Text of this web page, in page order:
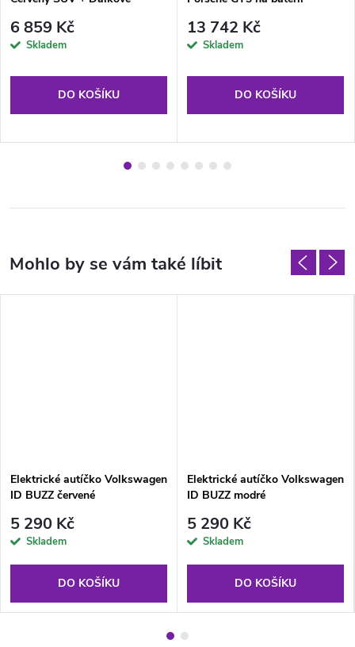
6 859 Kč
Skladem
DO KOŠÍKU
13 742 Kč
Skladem
DO KOŠÍKU
Elektrické autíčko Volkswagen
ID BUZZ červené
5 290 Kč
Skladem
DO KOŠÍKU
Elektrické autíčko Volkswagen
ID BUZZ modré
5 290 Kč
Skladem
DO KOŠÍKU